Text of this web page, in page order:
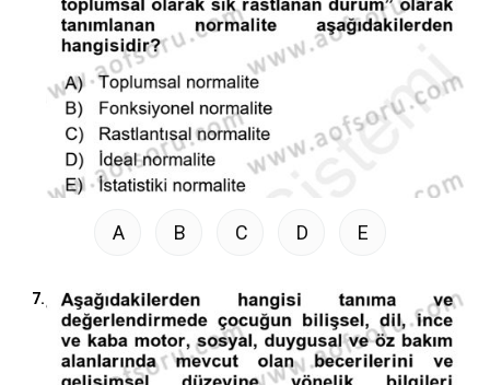
A B C D E
7.